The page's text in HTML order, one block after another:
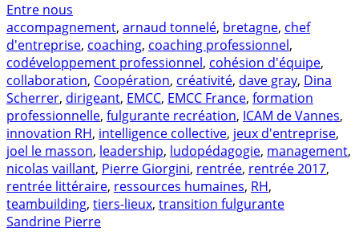
Entre nous
accompagnement, arnaud tonnelé, bretagne, chef
d'entreprise, coaching, coaching professionnel,
codéveloppement professionnel, cohésion d'équipe,
collaboration, Coopération, créativité, dave gray, Dina
Scherrer, dirigeant, EMCC, EMCC France, formation
professionnelle, fulgurante recréation, ICAM de Vannes,
innovation RH, intelligence collective, jeux d'entreprise,
joel le masson, leadership, ludopédagogie, management,
nicolas vaillant, Pierre Giorgini, rentrée, rentrée 2017,
rentrée littéraire, ressources humaines, RH,
teambuilding, tiers-lieux, transition fulgurante
Sandrine Pierre